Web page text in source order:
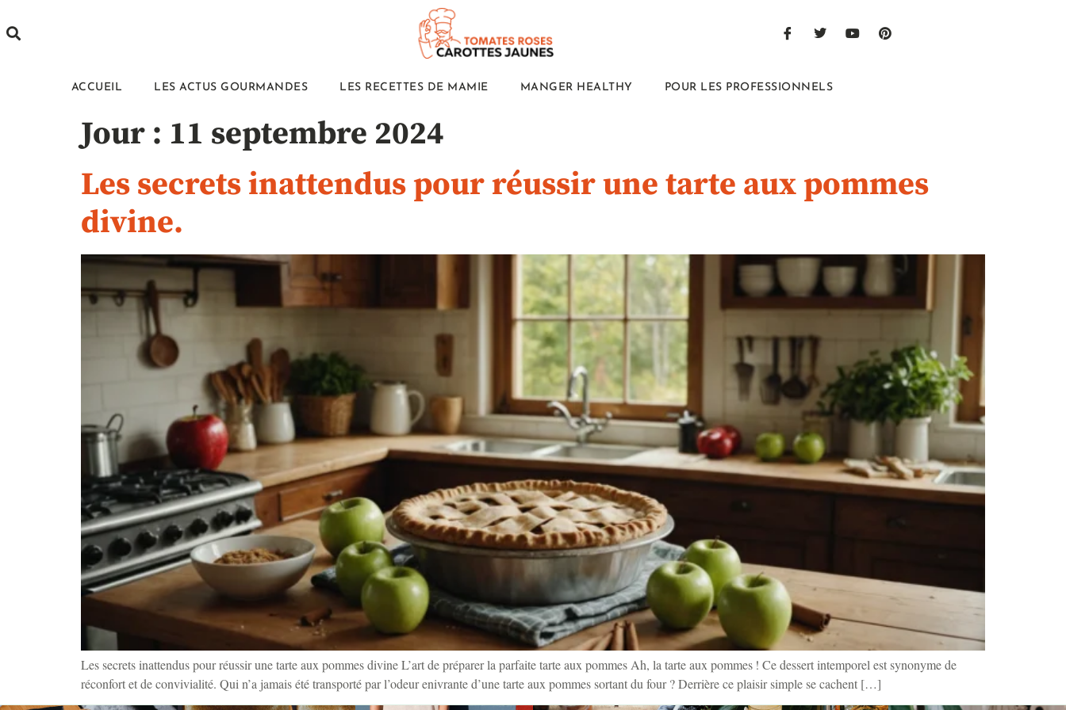
ACCUEIL LES ACTUS GOURMANDES LES RECETTES DE MAMIE MANGER HEALTHY POUR LES PROFESSIONNELS
Jour : 11 septembre 2024
Les secrets inattendus pour réussir une tarte aux pommes
divine.
Les secrets inattendus pour réussir une tarte aux pommes divine L’art de préparer la parfaite tarte aux pommes Ah, la tarte aux pommes ! Ce dessert intemporel est synonyme de
réconfort et de convivialité. Qui n’a jamais été transporté par l’odeur enivrante d’une tarte aux pommes sortant du four ? Derrière ce plaisir simple se cachent […]